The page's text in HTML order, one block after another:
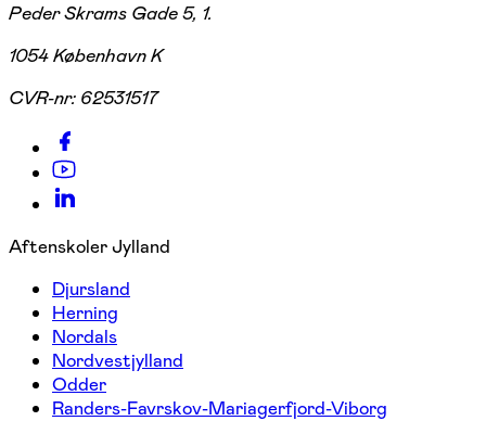
Peder Skrams Gade 5, 1.
1054 København K
CVR-nr: 62531517
Aftenskoler Jylland
Djursland
Herning
Nordals
Nordvestjylland
Odder
Randers-Favrskov-Mariagerfjord-Viborg